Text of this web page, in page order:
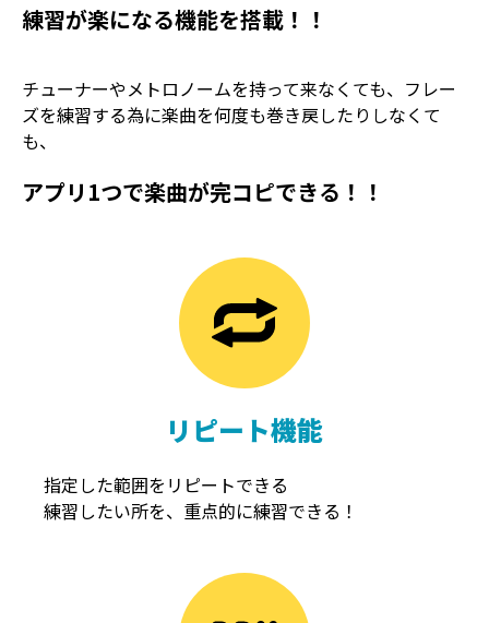
練習が楽になる機能を搭載！！
チューナーやメトロノームを持って来なくても、フレー
ズを練習する為に楽曲を何度も巻き戻したりしなくて
も、
アプリ1つで楽曲が完コピできる！！
リピート機能
指定した範囲をリピートできる
練習したい所を、重点的に練習できる！